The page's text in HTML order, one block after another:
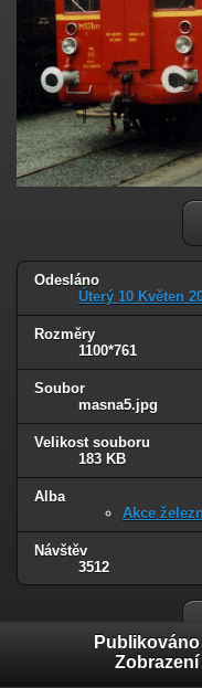
Odesláno
Úterý 10 Květen
Rozměry
1100*761
Soubor
masna5.jpg
Velikost souboru
183 KB
Alba
Akce
Návštěv
3512
Zobrazení